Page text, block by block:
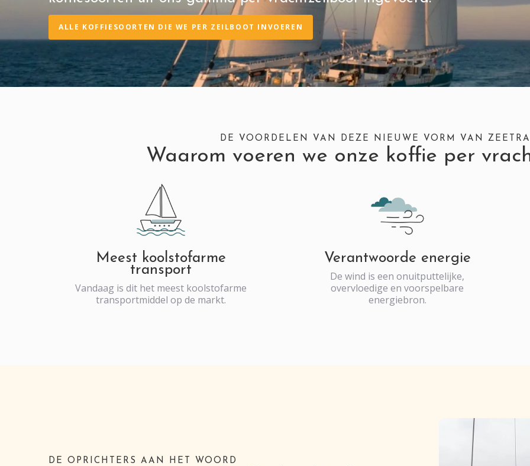
ALLE KOFFIESOORTEN DIE WE PER ZEILBOOT INVOEREN
DE VOORDELEN VAN DEZE NIEUWE VORM VAN
Waarom voeren we onze koffie per
Meest koolstofarme
transport
Vandaag is dit het meest koolstofarme
transportmiddel op de markt.
Verantwoorde energie
De wind is een onuitputtelijke,
overvloedige en voorspelbare
energiebron.
DE OPRICHTERS AAN HET WOORD